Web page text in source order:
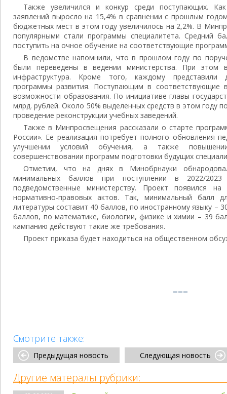
Также увеличился и конкур среди поступающих.
заявлений выросло на 15,4% в сравнении с прошлым
бюджетных мест в этом году увеличилось на 2,2%. В
популярными стали программы специалитета. Средний
поступить на очное обучение на соответствующие
В ведомстве напомнили, что в прошлом году по
были переведены в ведении министерства. При
инфраструктура. Кроме того, каждому представили
программы развития. Поступающим в соответствующие
возможности образования. По инициативе главы
млрд. рублей. Около 50% выделенных средств в этом году
проведение реконструкции учебных заведений.
Также в Минпросвещения рассказали о старте
России». Ее реализация потребует полного обновления
улучшении условий обучения, а также
совершенствовании программ подготовки будущих
Отметим, что на днях в Минобрнауки
минимальных баллов при поступлении в 2022/
подведомственные министерству. Проект появился
нормативно-правовых актов. Так, минимальный балл
литературы составит 40 баллов, по иностранному языку –
баллов, по математике, биологии, физике и химии – 39
кампанию действуют такие же требования.
Проект приказа будет находиться на общественном
Смотрите также:
Предыдущая новость Следующая новость
Другие матералы рубрики: